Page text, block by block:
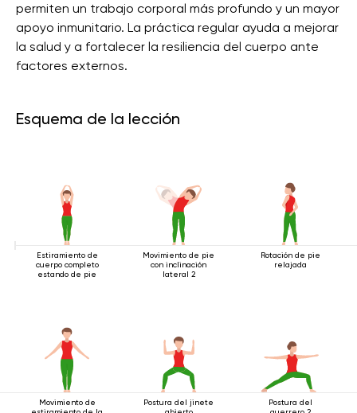
permiten un trabajo corporal más profundo y un mayor
apoyo inmunitario. La práctica regular ayuda a mejorar
la salud y a fortalecer la resiliencia del cuerpo ante
factores externos.
Esquema de la lección
Estiramiento de
cuerpo completo
estando de pie
Movimiento de pie
con inclinación
lateral 2
Rotación de pie
relajada
Movimiento de
Postura del jinete
Postura del